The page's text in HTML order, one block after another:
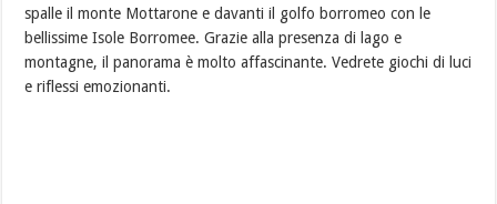
spalle il monte Mottarone e davanti il golfo borromeo con le
bellissime Isole Borromee. Grazie alla presenza di lago e
montagne, il panorama è molto affascinante. Vedrete giochi di luci
e riflessi emozionanti.